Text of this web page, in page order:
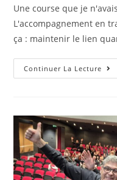
Une course que je
L'accompagnement en
ça : maintenir le lien
Continuer La Lecture